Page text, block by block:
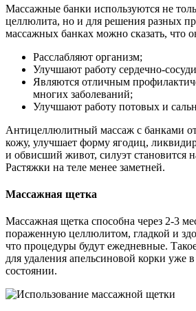
Массажные банки используются не
целлюлита, но и для решения разных
массажных банках можно сказать, что
Расслабляют организм;
Улучшают работу сердечно-
Являются отличным
многих заболеваний;
Улучшают работу потовых и
Антицеллюлитный массаж с банками
кожу, улучшает форму ягодиц,
и обвисший живот, силуэт становится
Растяжки на теле менее заметней.
Массажная щетка
Массажная щетка способна через 2-3
пораженную целлюлитом, гладкой и
что процедуры будут ежедневные.
для удаления апельсиновой корки уже
состоянии.